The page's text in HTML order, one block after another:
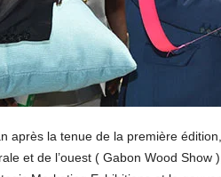
après la tenue de la première
et de l’ouest ( Gabon Wood Show